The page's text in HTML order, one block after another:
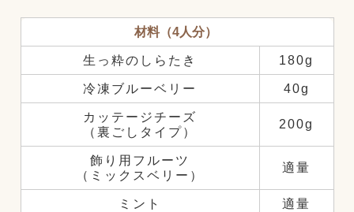
材料（4人分）
生っ粋のしらたき 180g
冷凍ブルーベリー 40g
カッテージチーズ
（裏ごしタイプ）
200g
飾り用フルーツ
（ミックスベリー）
適量
ミント 適量